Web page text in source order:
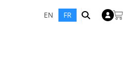
EN FR